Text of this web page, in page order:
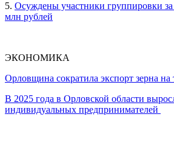
5. Осуждены участники группировки
млн рублей
ЭКОНОМИКА
Орловщина сократила экспорт зерна на
В 2025 года в Орловской области
индивидуальных предпринимателей